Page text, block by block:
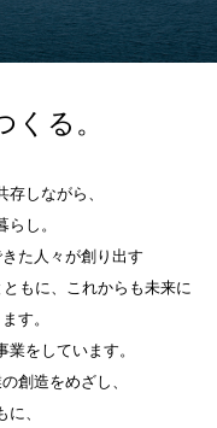
くる。
しながら、
し。
た人々が創り出す
もに、これからも未来に
す。
をしています。
創造をめざし、
、